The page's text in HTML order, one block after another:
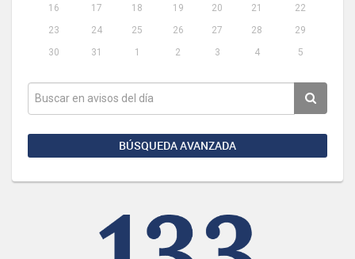
16
17 18 19 20 21
22
23
24 25 26 27 28
29
30
31 1 2 3 4 5
BÚSQUEDA AVANZADA